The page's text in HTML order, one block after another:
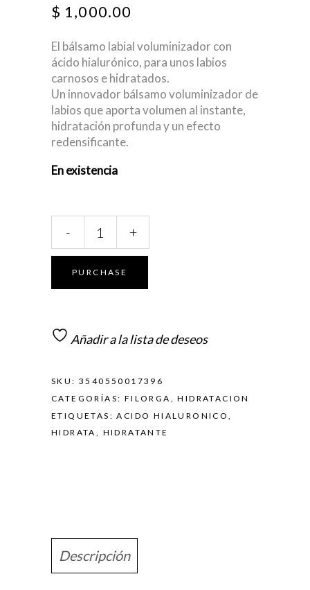
$ 1,000.00
El bálsamo labial voluminizador con
ácido hialurónico, para unos labios
carnosos e hidratados.
Un innovador bálsamo voluminizador de
labios que aporta volumen al instante,
hidratación profunda y un efecto
redensificante.
En existencia
FILLER
LIPS
4G
- +
PURCHASE
Añadir a la lista de deseos
SKU: 3540550017396
CATEGORÍAS: FILORGA ,HIDRATACION
ETIQUETAS:ACIDO HIALURONICO,
HIDRATA , HIDRATANTE
Descripción